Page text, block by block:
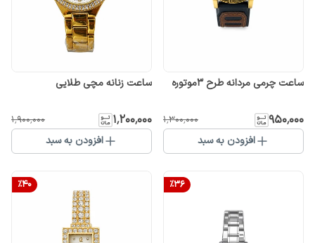
ساعت چرمی مردانه طرح 3موتوره
۹۵۰٬۰۰۰ ۱٬۳۰۰٬۰۰۰
افزودن به سبد
ساعت زنانه مچی طلایی
۱٬۲۰۰٬۰۰۰ ۱٬۹۰۰٬۰۰۰
افزودن به سبد
%36
%40